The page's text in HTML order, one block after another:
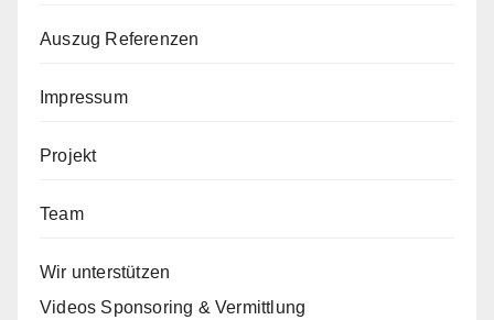
Auszug Referenzen
Impressum
Projekt
Team
Wir unterstützen
Videos Sponsoring & Vermittlung